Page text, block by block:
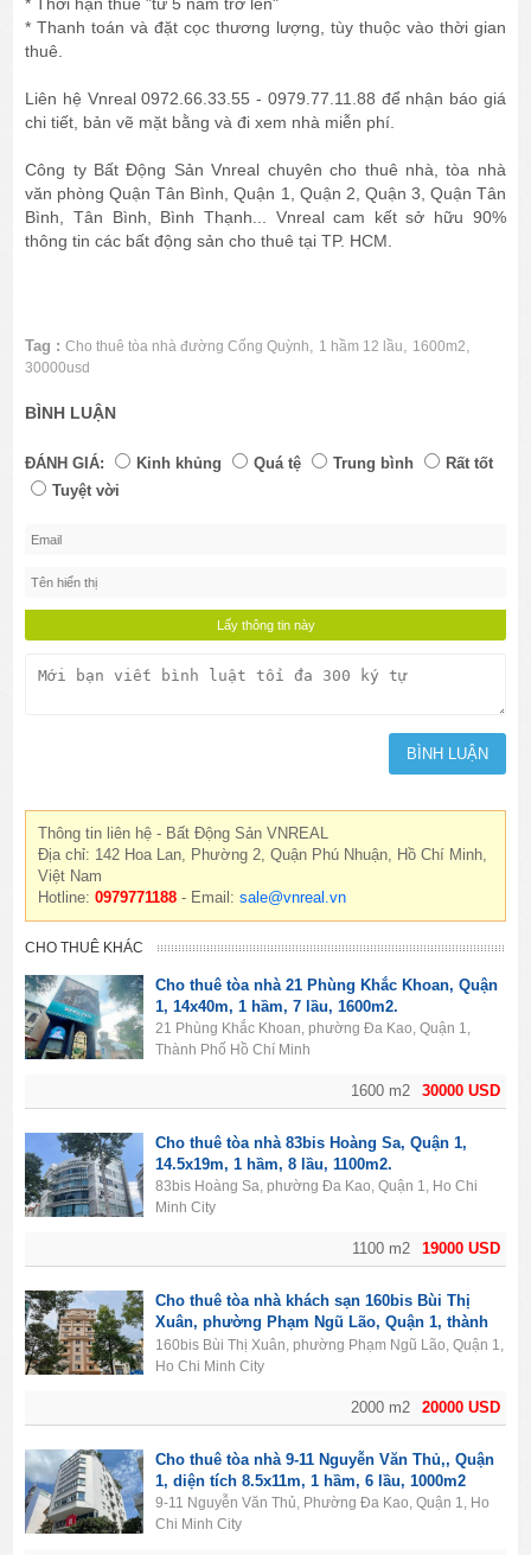
* Thời hạn thuê "từ 5 năm trở lên"
* Thanh toán và đặt cọc thương lượng, tùy thuộc vào thời gian
thuê.
Liên hệ Vnreal 0972.66.33.55 - 0979.77.11.88 để nhận báo giá
chi tiết, bản vẽ mặt bằng và đi xem nhà miễn phí.
Công ty Bất Động Sản Vnreal chuyên cho thuê nhà, tòa nhà
văn phòng Quận Tân Bình, Quận 1, Quận 2, Quận 3, Quận Tân
Bình, Tân Bình, Bình Thạnh... Vnreal cam kết sở hữu 90%
thông tin các bất động sản cho thuê tại TP. HCM.
Tag : Cho thuê tòa nhà đường Cống Quỳnh, 1 hầm 12 lầu, 1600m2,
30000usd
BÌNH LUẬN
ĐÁNH GIÁ: Kinh khủng Quá tệ Trung bình
Rất tốt
Tuyệt vời
Thông tin liên hệ - Bất Động Sản VNREAL
Địa chỉ: 142 Hoa Lan, Phường 2, Quận Phú Nhuận, Hồ Chí Minh,
Việt Nam
Hotline:0979771188 - Email:sale@vnreal.vn
CHO THUÊ KHÁC
30000 USD
1600 m2
Cho thuê tòa nhà 21 Phùng Khắc Khoan, Quận
1, 14x40m, 1 hầm, 7 lầu, 1600m2.
21 Phùng Khắc Khoan, phường Đa Kao, Quận 1,
Thành Phố Hồ Chí Minh
19000 USD
1100 m2
Cho thuê tòa nhà 83bis Hoàng Sa, Quận 1,
14.5x19m, 1 hầm, 8 lầu, 1100m2.
83bis Hoàng Sa, phường Đa Kao, Quận 1, Ho Chi
Minh City
20000 USD
2000 m2
Cho thuê tòa nhà khách sạn 160bis Bùi Thị
Xuân, phường Phạm Ngũ Lão, Quận 1, thành
phố Hồ Chí Minh. Diện tích 2000m2, 1 hầm, 11
lầu, 50PN.
160bis Bùi Thị Xuân, phường Phạm Ngũ Lão, Quận 1,
Ho Chi Minh City
Cho thuê tòa nhà 9-11 Nguyễn Văn Thủ,, Quận
1, diện tích 8.5x11m, 1 hầm, 6 lầu, 1000m2
9-11 Nguyễn Văn Thủ, Phường Đa Kao, Quận 1, Ho
Chi Minh City